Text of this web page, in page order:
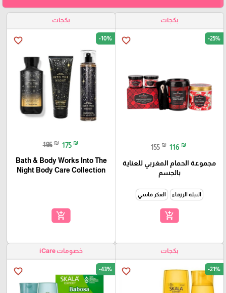
بكجات
favorite_border -25%
155 ₪ 116 ₪
مجموعة الحمام المغربي للعناية
بالجسم
النيلة الزرقاء العكر فاسي
add_shopping_cart
بكجات
favorite_border -10%
195 ₪ 175 ₪
Bath & Body Works Into The
Night Body Care Collection
add_shopping_cart
بكجات
favorite_border -21%
خصومات iCare
favorite_border -43%